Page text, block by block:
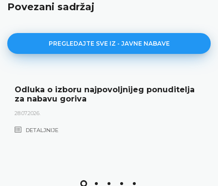
Povezani sadržaj
PREGLEDAJTE SVE IZ - JAVNE NABAVE
Odluka o izboru najpovoljnijeg ponuditelja
za nabavu goriva
28.07.2026.
DETALJNIJE